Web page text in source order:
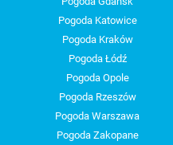
Pogoda Katowice
Pogoda Kraków
Pogoda Łódź
Pogoda Opole
Pogoda Rzeszów
Pogoda Warszawa
Pogoda Zakopane